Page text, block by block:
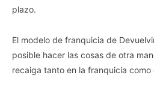
plazo.
El modelo de franquicia de
posible hacer las cosas de otra
recaiga tanto en la franquicia como